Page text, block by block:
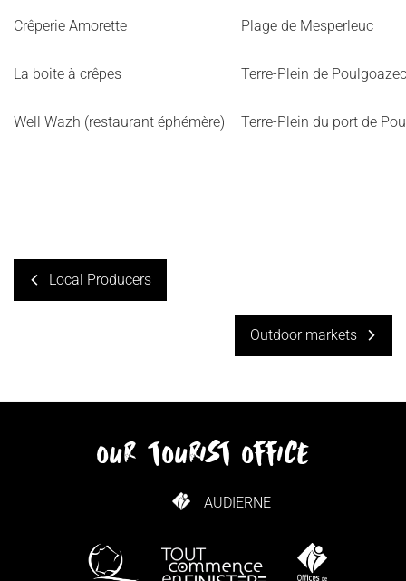
Crêperie Amorette Plage de Mesperleuc
La boite à crêpes Terre-Plein de Poulgoazec
Well Wazh (restaurant éphémère) Terre-Plein du port de
Local Producers
Outdoor markets
our tourist office
AUDIERNE